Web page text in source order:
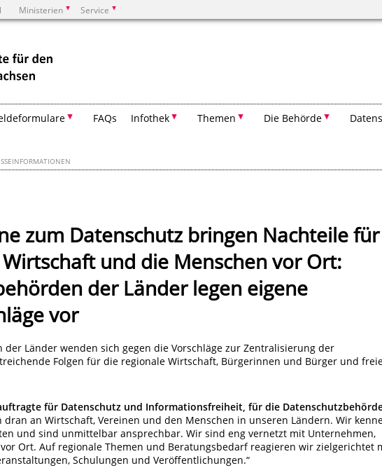
Ministerien Service
FAQs Infothek Themen Die Behörde
zum Datenschutz bringen Nachteile für
und die Menschen vor Ort:
der Länder legen eigene
vor
der Länder wenden sich gegen die Vorschläge zur Zentralisierung der
Folgen für die regionale Wirtschaft, Bürgerinnen und Bürger und
für Datenschutz und Informationsfreiheit, für die
dran an Wirtschaft, Vereinen und den Menschen in unseren Ländern. Wir
und sind unmittelbar ansprechbar. Wir sind eng vernetzt mit Unternehmen,
Ort. Auf regionale Themen und Beratungsbedarf reagieren wir zielgerichtet
Schulungen und Veröffentlichungen.“